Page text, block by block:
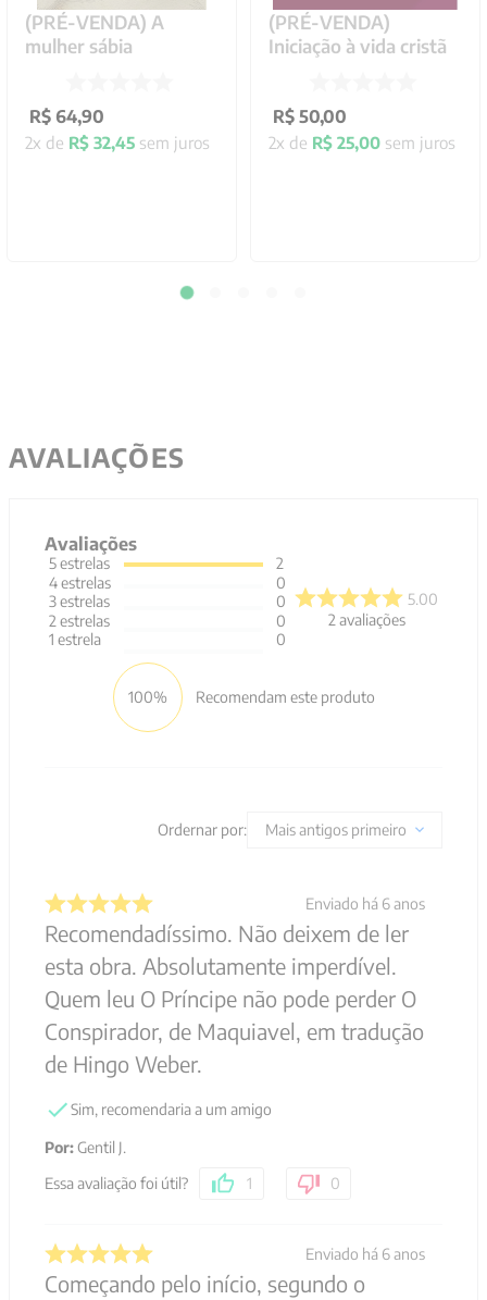
(PRÉ-VENDA) A
mulher sábia
R$ 64,90
2x de R$ 32,45 sem juros
(PRÉ-VENDA)
Iniciação à vida cristã
R$ 50,00
2x de R$ 25,00 sem juros
AVALIAÇÕES
Avaliações
5estrelas
4estrelas
3estrelas
2 estrelas
1 estrela
2
0
0
0
0
5.00
2 avaliações
100% Recomendam este produto
Ordernar por: Mais antigos primeiro
Enviado há 6 anos
Recomendadíssimo. Não deixem de ler
esta obra. Absolutamente imperdível.
Quem leu O Príncipe não pode perder O
Conspirador, de Maquiavel, em tradução
de Hingo Weber.
Sim, recomendaria a um amigo
Por:Gentil J.
Essa avaliação foi útil?
1 0
Enviado há 6 anos
Começando pelo início, segundo o